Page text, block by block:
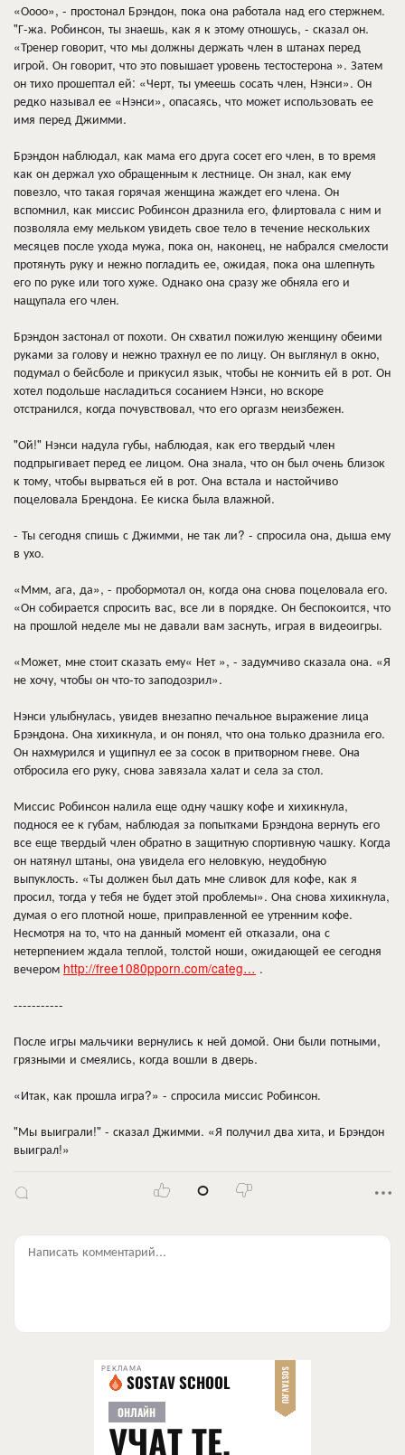
«Оооо», - простонал Брэндон, пока она работала над его стержнем.
"Г-жа. Робинсон, ты знаешь, как я к этому отношусь, - сказал он.
«Тренер говорит, что мы должны держать член в штанах перед
игрой. Он говорит, что это повышает уровень тестостерона ». Затем
он тихо прошептал ей: «Черт, ты умеешь сосать член, Нэнси». Он
редко называл ее «Нэнси», опасаясь, что может использовать ее
имя перед Джимми.
Брэндон наблюдал, как мама его друга сосет его член, в то время
как он держал ухо обращенным к лестнице. Он знал, как ему
повезло, что такая горячая женщина жаждет его члена. Он
вспомнил, как миссис Робинсон дразнила его, флиртовала с ним и
позволяла ему мельком увидеть свое тело в течение нескольких
месяцев после ухода мужа, пока он, наконец, не набрался смелости
протянуть руку и нежно погладить ее, ожидая, пока она шлепнуть
его по руке или того хуже. Однако она сразу же обняла его и
нащупала его член.
Брэндон застонал от похоти. Он схватил пожилую женщину обеими
руками за голову и нежно трахнул ее по лицу. Он выглянул в окно,
подумал о бейсболе и прикусил язык, чтобы не кончить ей в рот. Он
хотел подольше насладиться сосанием Нэнси, но вскоре
отстранился, когда почувствовал, что его оргазм неизбежен.
"Ой!" Нэнси надула губы, наблюдая, как его твердый член
подпрыгивает перед ее лицом. Она знала, что он был очень близок
к тому, чтобы вырваться ей в рот. Она встала и настойчиво
поцеловала Брендона. Ее киска была влажной.
- Ты сегодня спишь с Джимми, не так ли? - спросила она, дыша ему
в ухо.
«Ммм, ага, да», - пробормотал он, когда она снова поцеловала его.
«Он собирается спросить вас, все ли в порядке. Он беспокоится, что
на прошлой неделе мы не давали вам заснуть, играя в видеоигры.
«Может, мне стоит сказать ему« Нет », - задумчиво сказала она. «Я
не хочу, чтобы он что-то заподозрил».
Нэнси улыбнулась, увидев внезапно печальное выражение лица
Брэндона. Она хихикнула, и он понял, что она только дразнила его.
Он нахмурился и ущипнул ее за сосок в притворном гневе. Она
отбросила его руку, снова завязала халат и села за стол.
Миссис Робинсон налила еще одну чашку кофе и хихикнула,
поднося ее к губам, наблюдая за попытками Брэндона вернуть его
все еще твердый член обратно в защитную спортивную чашку. Когда
он натянул штаны, она увидела его неловкую, неудобную
выпуклость. «Ты должен был дать мне сливок для кофе, как я
просил, тогда у тебя не будет этой проблемы». Она снова хихикнула,
думая о его плотной ноше, приправленной ее утренним кофе.
Несмотря на то, что на данный момент ей отказали, она с
нетерпением ждала теплой, толстой ноши, ожидающей ее сегодня
вечером http://free1080pporn.com/categ… .
-----------
После игры мальчики вернулись к ней домой. Они были потными,
грязными и смеялись, когда вошли в дверь.
«Итак, как прошла игра?» - спросила миссис Робинсон.
"Мы выиграли!" - сказал Джимми. «Я получил два хита, и Брэндон
выиграл!»
0
Написать комментарий...
РЕКЛАМА